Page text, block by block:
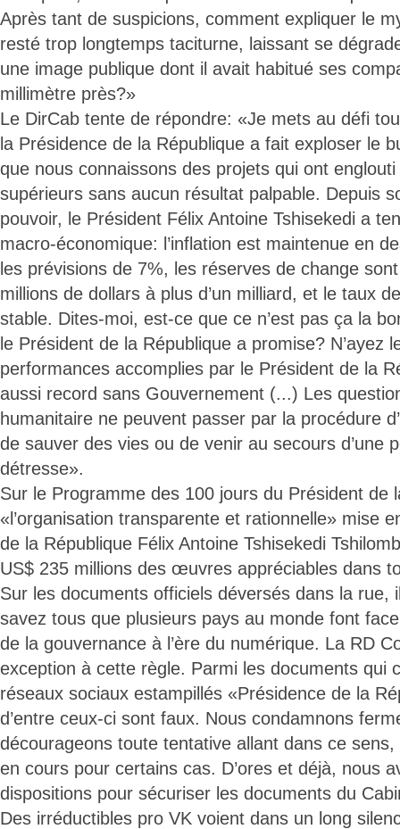
Après tant de suspicions, comment expliquer le
resté trop longtemps taciturne, laissant se
une image publique dont il avait habitué ses
millimètre près?»
Le DirCab tente de répondre: «Je mets au défi
la Présidence de la République a fait exploser le
que nous connaissons des projets qui ont
supérieurs sans aucun résultat palpable. Depuis
pouvoir, le Président Félix Antoine Tshisekedi a
macro-économique: l’inflation est maintenue en
les prévisions de 7%, les réserves de change
millions de dollars à plus d’un milliard, et le taux
stable. Dites-moi, est-ce que ce n’est pas ça la
le Président de la République a promise? N’ayez
performances accomplies par le Président de la
aussi record sans Gouvernement (...) Les
humanitaire ne peuvent passer par la procédure
de sauver des vies ou de venir au secours d’une
détresse».
Sur le Programme des 100 jours du Président de
«l’organisation transparente et rationnelle» mise
de la République Félix Antoine Tshisekedi
US$ 235 millions des œuvres appréciables dans
Sur les documents officiels déversés dans la rue,
savez tous que plusieurs pays au monde font
de la gouvernance à l’ère du numérique. La RD
exception à cette règle. Parmi les documents qui
réseaux sociaux estampillés «Présidence de la
d’entre ceux-ci sont faux. Nous condamnons
décourageons toute tentative allant dans ce
en cours pour certains cas. D’ores et déjà, nous
dispositions pour sécuriser les documents du
Des irréductibles pro VK voient dans un long